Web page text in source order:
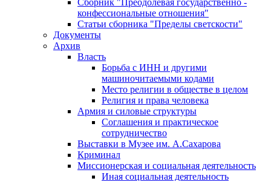
Сборник "Преодолевая государственно -
конфессиональные отношения"
Статьи сборника "Пределы светскости"
Документы
Архив
Власть
Борьба с ИНН и другими
машиночитаемыми кодами
Место религии в обществе в целом
Религия и права человека
Армия и силовые структуры
Соглашения и практическое
сотрудничество
Выставки в Музее им. А.Сахарова
Криминал
Миссионерская и социальная деятельность
Иная социальная деятельность